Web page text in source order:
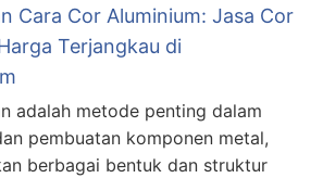
Cara Cor Aluminium: Jasa Cor
Terjangkau di
adalah metode penting dalam
pembuatan komponen metal,
berbagai bentuk dan struktur